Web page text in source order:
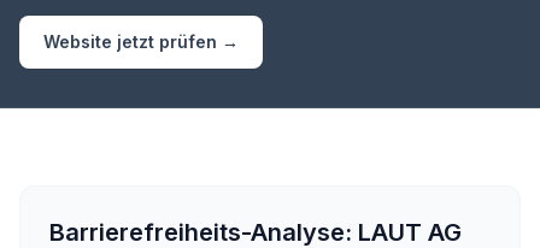
Website jetzt prüfen →
Barrierefreiheits-Analyse: LAUT AG